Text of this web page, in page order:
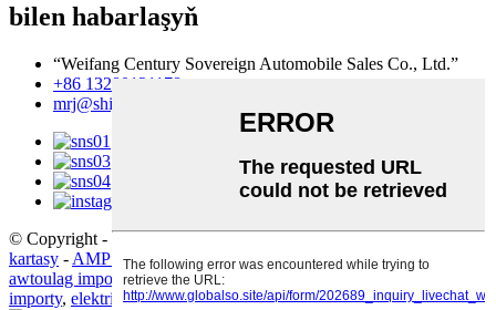
bilen habarlaşyň
“Weifang Century Sovereign Automobile Sales Co., Ltd.”
+86 13280121178
mrj@shijijunhao.com
© Copyright - 2010-2023: Rightshli hukuklar goralan.
kartasy - AMP Mobile
awtoulag import et,Awtoulaglar
importy, elektrikli awtoulag,